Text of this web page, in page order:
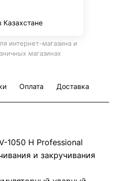
интернет-магазина и
магазинах
Оплата Доставка
1050 H Professional
и закручивания